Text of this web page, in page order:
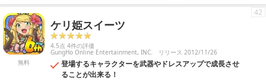
無料
ケリ姫スイーツ
4.5点 4件の評価
GungHo Online Entertainment, INC. リリース 2012/11/26
登場するキャラクターを武器やドレスアップで成長させ
ることが出来る！
42